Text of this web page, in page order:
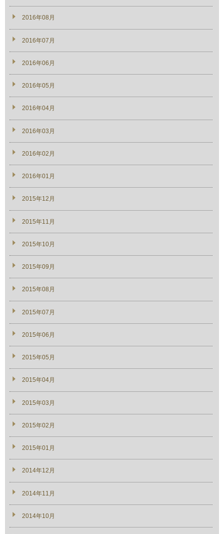
2016年08月
2016年07月
2016年06月
2016年05月
2016年04月
2016年03月
2016年02月
2016年01月
2015年12月
2015年11月
2015年10月
2015年09月
2015年08月
2015年07月
2015年06月
2015年05月
2015年04月
2015年03月
2015年02月
2015年01月
2014年12月
2014年11月
2014年10月